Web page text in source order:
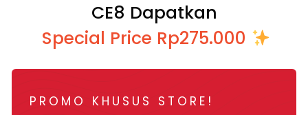
CE8 Dapatkan
Special Price Rp275.000
PROMO KHUSUS STORE!